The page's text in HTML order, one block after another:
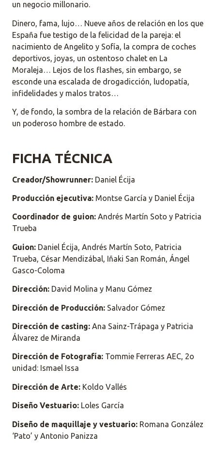
un negocio millonario.
Dinero, fama, lujo… Nueve años de relación en los que
España fue testigo de la felicidad de la pareja: el
nacimiento de Angelito y Sofía, la compra de coches
deportivos, joyas, un ostentoso chalet en La
Moraleja… Lejos de los flashes, sin embargo, se
esconde una escalada de drogadicción, ludopatía,
infidelidades y malos tratos…
Y, de fondo, la sombra de la relación de Bárbara con
un poderoso hombre de estado.
FICHA TÉCNICA
Creador/Showrunner: Daniel Écija
Producción ejecutiva: Montse García y Daniel Écija
Coordinador de guion: Andrés Martín Soto y Patricia
Trueba
Guion: Daniel Écija, Andrés Martín Soto, Patricia
Trueba, César Mendizábal, Iñaki San Román, Ángel
Gasco-Coloma
Dirección: David Molina y Manu Gómez
Dirección de Producción: Salvador Gómez
Dirección de casting: Ana Sainz-Trápaga y Patricia
Álvarez de Miranda
Dirección de Fotografía: Tommie Ferreras AEC, 2o
unidad: Ismael Issa
Dirección de Arte: Koldo Vallés
Diseño Vestuario: Loles García
Diseño de maquillaje y vestuario: Romana González
‘Pato’ y Antonio Panizza